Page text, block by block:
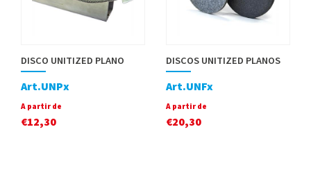
DISCO UNITIZED PLANO
Art.UNPx
A partir de
€12,30
DISCOS UNITIZED PLANOS
Art.UNFx
A partir de
€20,30